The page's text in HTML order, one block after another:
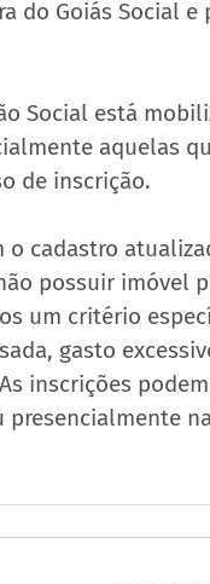
do Goiás Social
Social está
aquelas
de inscrição.
o cadastro
possuir imóvel
um critério
gasto
inscrições